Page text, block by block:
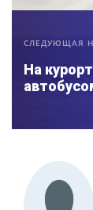
СЛЕДУЮЩАЯ
На